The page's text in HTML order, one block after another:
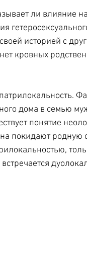
ли влияние
историей с
кровных
дома в семью
понятие
покидают родную